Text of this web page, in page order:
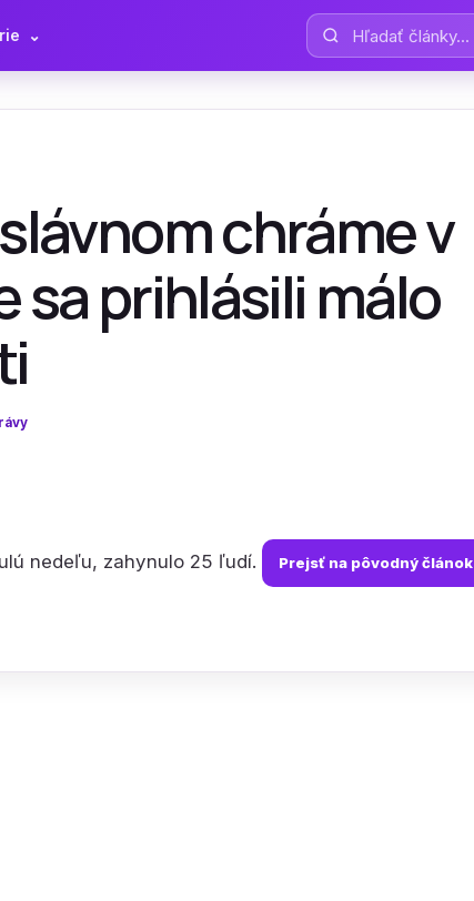
⌄ Hľadať články
chráme v
sa prihlásili málo
nedeľu, zahynulo 25 ľudí. Prejsť na pôvodný článok